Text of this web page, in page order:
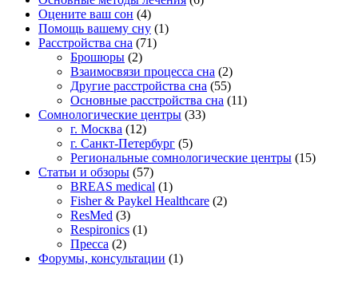
Оцените ваш сон (4)
Помощь вашему сну (1)
Расстройства сна (71)
Брошюры (2)
Взаимосвязи процесса сна (2)
Другие расстройства сна (55)
Основные расстройства сна (11)
Сомнологические центры (33)
г. Москва (12)
г. Санкт-Петербург (5)
Региональные сомнологические центры (15)
Статьи и обзоры (57)
BREAS medical (1)
Fisher & Paykel Healthcare (2)
ResMed (3)
Respironics (1)
Пресса (2)
Форумы, консультации (1)